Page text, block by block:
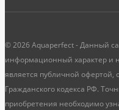
© 2026 Aquaperfect - Данный
информационный характер и
является публичной
Гражданского кодекса РФ.
приобретения необходимо